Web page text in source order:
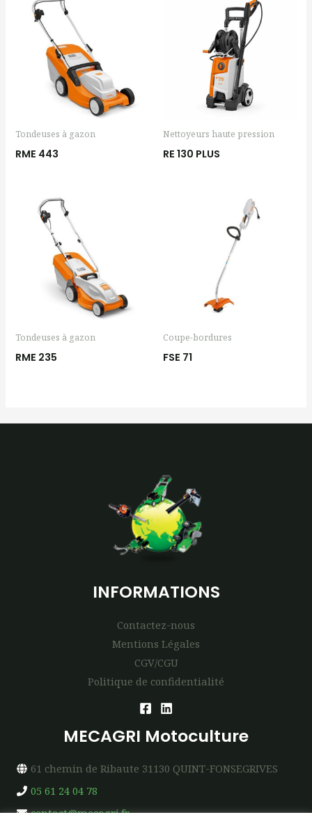
Tondeuses à gazon
RME 443
Nettoyeurs haute pression
RE 130 PLUS
Tondeuses à gazon
RME 235
Coupe-bordures
FSE 71
INFORMATIONS
Contactez-nous
Mentions Légales
CGV/CGU
Politique de confidentialité
MECAGRI Motoculture
61 chemin de Ribaute 31130 QUINT-FONSEGRIVES
05 61 24 04 78
contact@mecagri.fr